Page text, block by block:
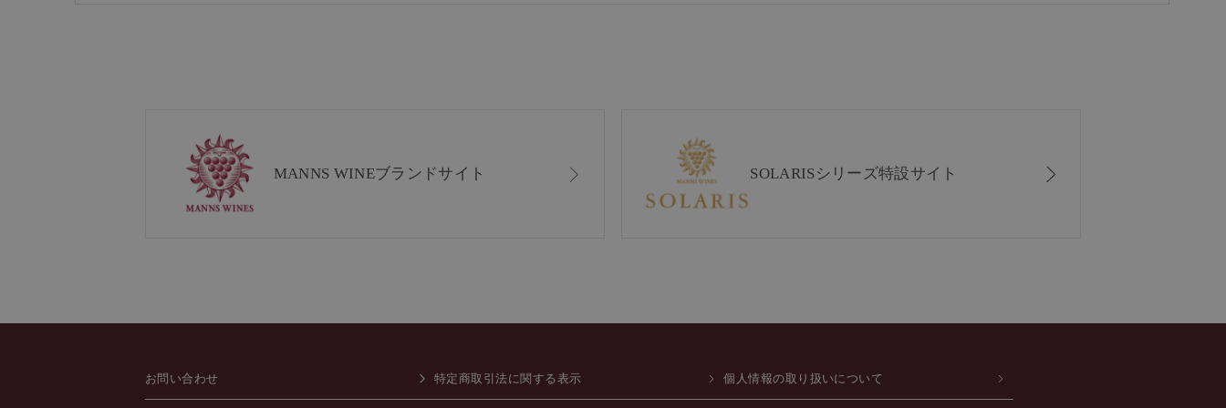
MANNS WINEブランドサイト SOLARISシリーズ特設サイト
お問い合わせ 特定商取引法に関する表示 個人情報の取り扱いについて